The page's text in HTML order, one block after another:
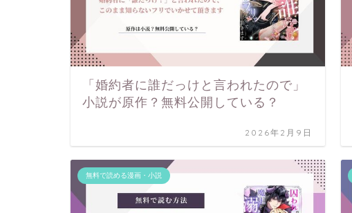
「婚約者に誰だっけと言われたので」
小説が原作？無料公開している？
2026年2月9日
無料で読める漫画・小説